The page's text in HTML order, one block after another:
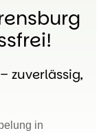
zuverlässig,
in